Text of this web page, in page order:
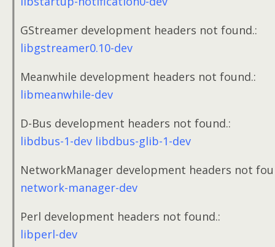
GStreamer development headers not found.:
libgstreamer0.10-dev
Meanwhile development headers not found.:
libmeanwhile-dev
D-Bus development headers not found.:
libdbus-1-dev libdbus-glib-1-dev
NetworkManager development headers not
network-manager-dev
Perl development headers not found.:
libperl-dev